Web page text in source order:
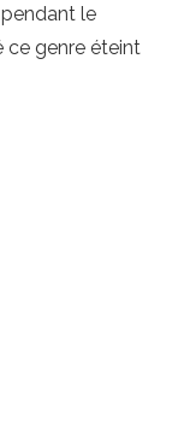
le
ce genre éteint